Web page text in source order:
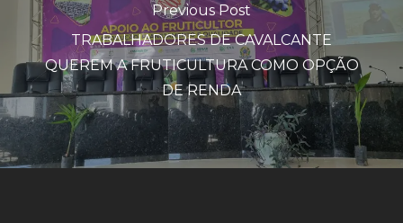
Previous Post
TRABALHADORES DE CAVALCANTE
QUEREM A FRUTICULTURA COMO OPÇÃO
DE RENDA